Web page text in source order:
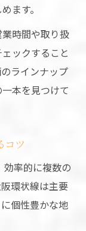
徴とは
ント体験
地酒の関係
奥深さ
物語
酒銘柄
探る
ます。
時間や取り扱
ックすること
ラインナップ
本を見つけて
コツ
効率的に複数の
環状線は主要
個性豊かな地